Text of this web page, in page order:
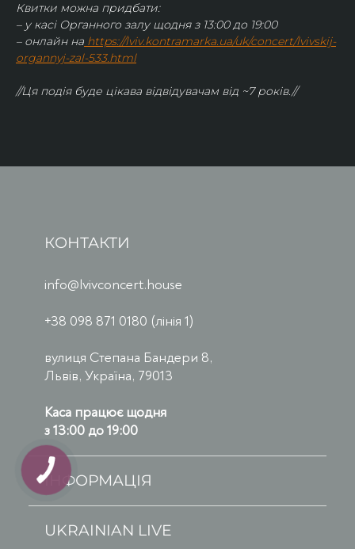
Квитки можна придбати:
– у касі Органного залу щодня з 13:00 до 19:00
– онлайн на https://lviv.kontramarka.ua/uk/concert/lvivskij-
organnyj-zal-533.html
//Ця подія буде цікава відвідувачам від ~7 років.//
КОНТАКТИ
info@lvivconcert.house
+38 098 871 0180 (лінія 1)
вулиця Степана Бандери 8,
Львів, Україна, 79013
Каса працює щодня
з 13:00 до 19:00
ІНФОРМАЦІЯ
UKRAINIAN LIVE